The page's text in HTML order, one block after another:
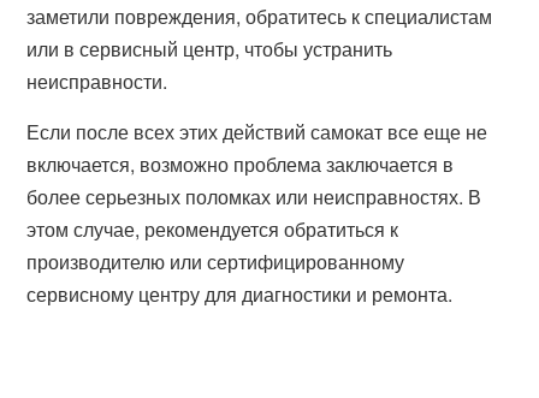
заметили повреждения, обратитесь к специалистам
или в сервисный центр, чтобы устранить
неисправности.
Если после всех этих действий самокат все еще не
включается, возможно проблема заключается в
более серьезных поломках или неисправностях. В
этом случае, рекомендуется обратиться к
производителю или сертифицированному
сервисному центру для диагностики и ремонта.